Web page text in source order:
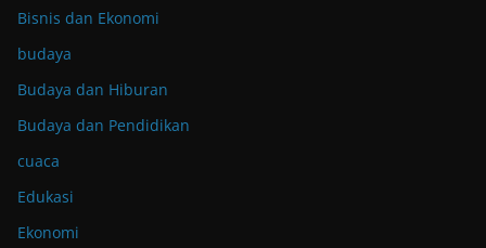
Bisnis dan Ekonomi
budaya
Budaya dan Hiburan
Budaya dan Pendidikan
cuaca
Edukasi
Ekonomi